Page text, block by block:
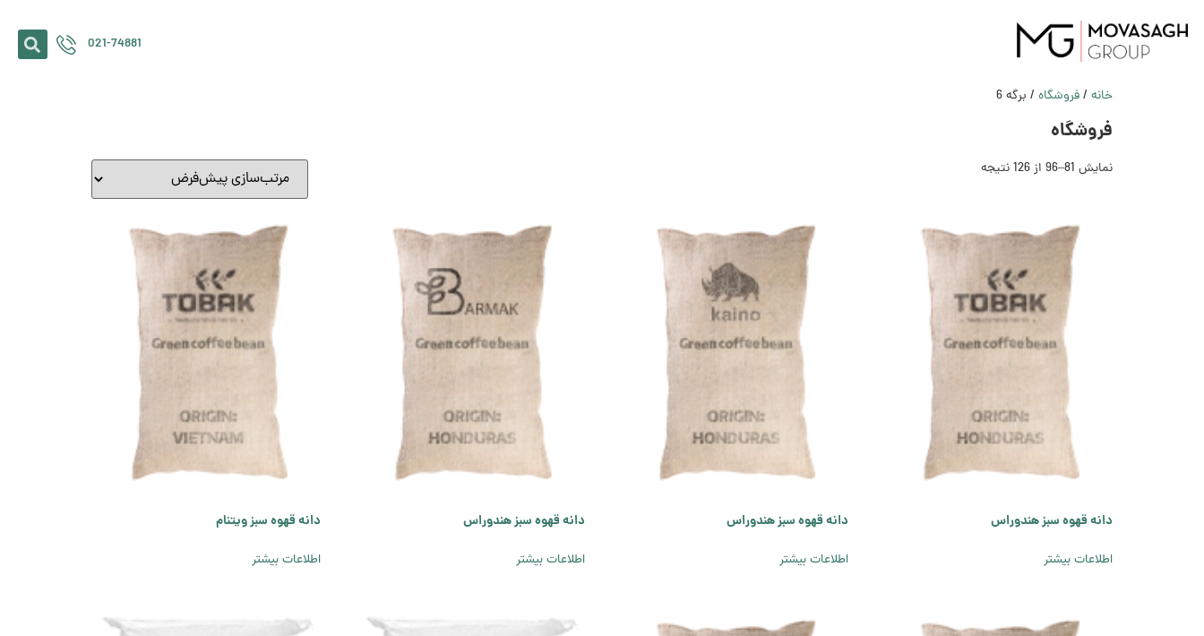
021-74881
خانه /فروشگاه / برگه 6
فروشگاه
نمایش 81–96 از 126 نتیجه
دانه قهوه سبز هندوراس
اطلاعات بیشتر
دانه قهوه سبز هندوراس
اطلاعات بیشتر
دانه قهوه سبز هندوراس
اطلاعات بیشتر
دانه قهوه سبز ویتنام
اطلاعات بیشتر